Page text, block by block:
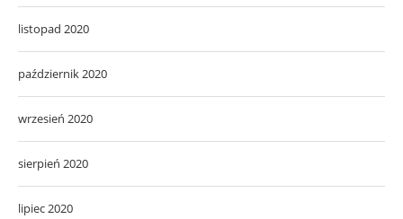
listopad 2020
październik 2020
wrzesień 2020
sierpień 2020
lipiec 2020